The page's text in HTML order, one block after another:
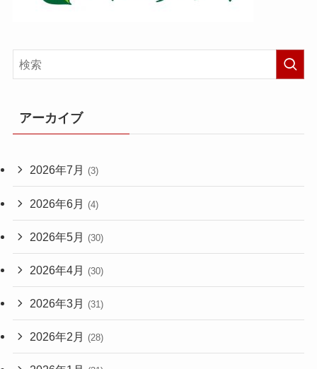
アーカイブ
2026年7月 (3)
2026年6月 (4)
2026年5月 (30)
2026年4月 (30)
2026年3月 (31)
2026年2月 (28)